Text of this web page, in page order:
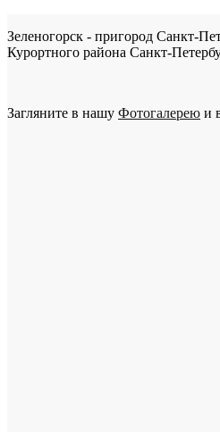
Зеленогорск - пригород Санкт-
Курортного района Санкт-
Загляните в нашу Фотогалерею и